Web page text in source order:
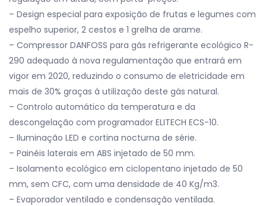
– Design especial para exposição de frutas e legumes com
espelho superior, 2 cestos e 1 grelha de arame.
– Compressor DANFOSS para gás refrigerante ecológico R-
290 adequado à nova regulamentação que entrará em
vigor em 2020, reduzindo o consumo de eletricidade em
mais de 30% graças à utilização deste gás natural.
– Controlo automático da temperatura e da
descongelação com programador ELITECH ECS-10.
– Iluminação LED e cortina nocturna de série.
– Painéis laterais em ABS injetado de 50 mm.
– Isolamento ecológico em ciclopentano injetado de 50
mm, sem CFC, com uma densidade de 40 Kg/m3.
– Evaporador ventilado e condensação ventilada.